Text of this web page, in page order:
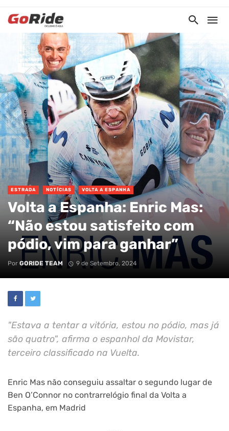
ESTRADA NOTÍCIAS VOLTA A ESPANHA
Volta a Espanha: Enric Mas:
“Não estou satisfeito com
pódio, vim para ganhar”
Por GORIDE TEAM 9 de Setembro, 2024
"Estava a tentar a vitória, estou no pódio, mas já
são quatro", afirma o espanhol da Movistar,
terceiro classificado na Vuelta.
Enric Mas não conseguiu assaltar o segundo lugar de
Ben O’Connor no contrarrelógio final da Volta a
Espanha, em Madrid